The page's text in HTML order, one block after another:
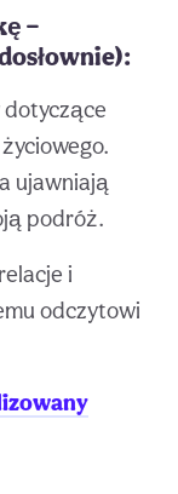
—
ujawniają
podróż.
i
odczytowi